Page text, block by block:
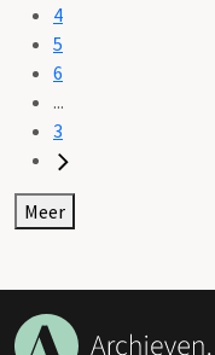
4
5
6
...
3
Meer